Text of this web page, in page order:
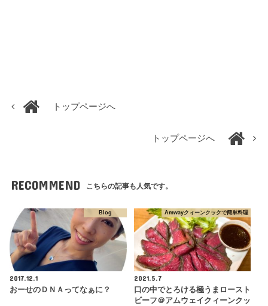
トップページへ
トップページへ
RECOMMEND こちらの記事も人気です。
Blog
2017.12.1
おーせのＤＮＡってなぁに？
Amwayクィーンクックで簡単料理
2021.5.7
口の中でとろける極うまロースト
ビーフ＠アムウェイクィーンクッ